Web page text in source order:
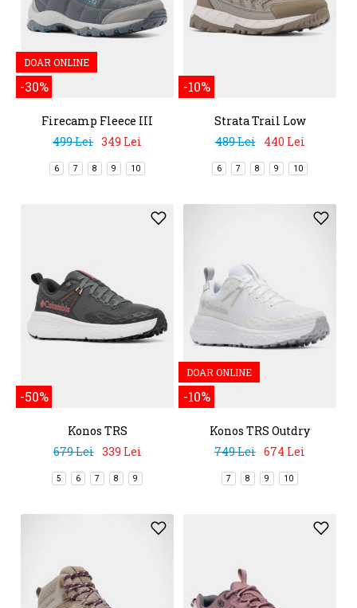
DOAR ONLINE
-30%
Firecamp Fleece III
499 Lei 349 Lei
6 7 8 9 10
-10%
Strata Trail Low
489 Lei
440 Lei
6 7 8 9 10
-50%
Konos TRS
679 Lei 339 Lei
5 6 7 8 9
DOAR ONLINE
-10%
Konos TRS Outdry
749 Lei 674 Lei
7 8 9 10